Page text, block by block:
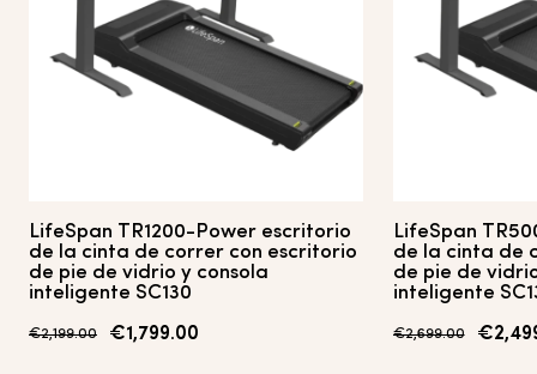
LifeSpan TR1200- Power escritorio
de la cinta de correr con escritorio
de pie de vidrio y consola
inteligente SC130
€2,199.00 €1,799.00
LifeSpan
de la cinta de
de pie de
inteligente
€2,699.00